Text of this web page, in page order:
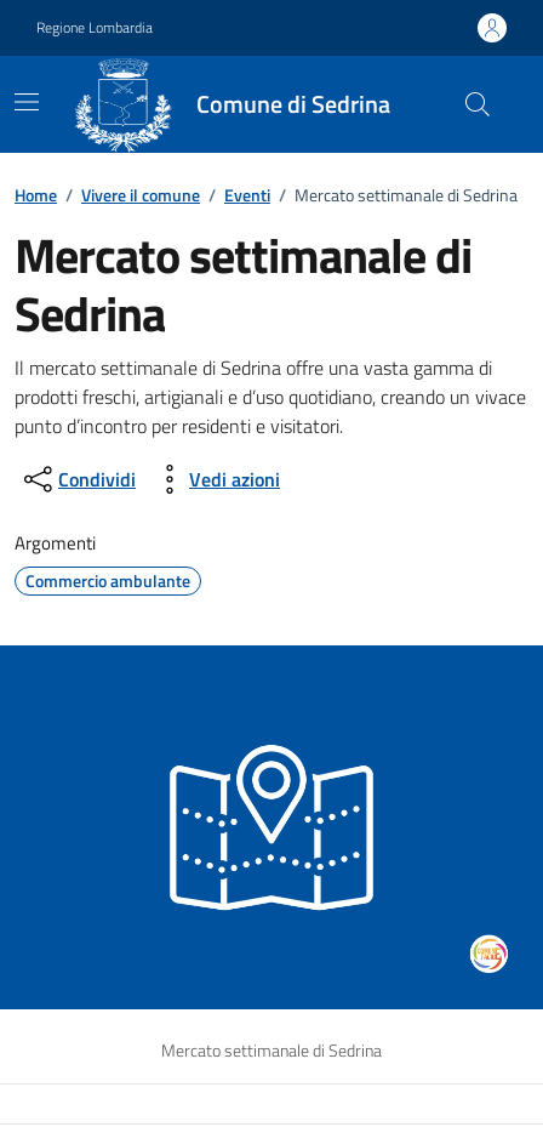
Regione Lombardia
Comune di Sedrina
Home / Vivere il comune / Eventi / Mercato settimanale di Sedrina
Mercato settimanale di
Sedrina
Dettagli della notizia
Il mercato settimanale di Sedrina offre una vasta gamma di
prodotti freschi, artigianali e d’uso quotidiano, creando un vivace
punto d’incontro per residenti e visitatori.
Condividi
Vedi azioni
Argomenti
Commercio ambulante
Mercato settimanale di Sedrina